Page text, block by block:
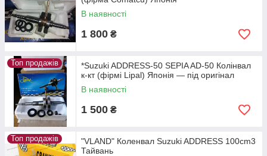
В наявності
1 800 ₴
Топ продажів
*Suzuki ADDRESS-50 SEPIA AD-50 Колінвал
к-кт (фірмі Lipal) Японія — під оригінал
В наявності
1 500 ₴
Топ продажів
"VLAND" Коленвал Suzuki ADDRESS 100сm3
Тайвань